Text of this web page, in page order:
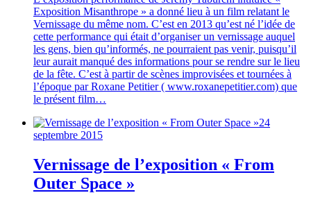
Exposition Misanthrope » a donné lieu à un film relatant le
Vernissage du même nom. C’est en 2013 qu’est né l’idée de
cette performance qui était d’organiser un vernissage auquel
les gens, bien qu’informés, ne pourraient pas venir, puisqu’il
leur aurait manqué des informations pour se rendre sur le lieu
de la fête. C’est à partir de scènes improvisées et tournées à
l’époque par Roxane Petitier ( www.roxanepetitier.com) que
le présent film…
24
septembre 2015
Vernissage de l’exposition « From
Outer Space »